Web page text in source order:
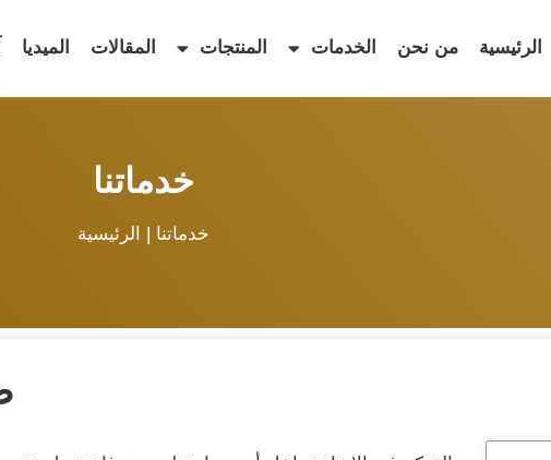
الرئيسية من نحن الخدمات المنتجات المقالات الميديا
خدماتنا
خدماتنا | الرئيسية